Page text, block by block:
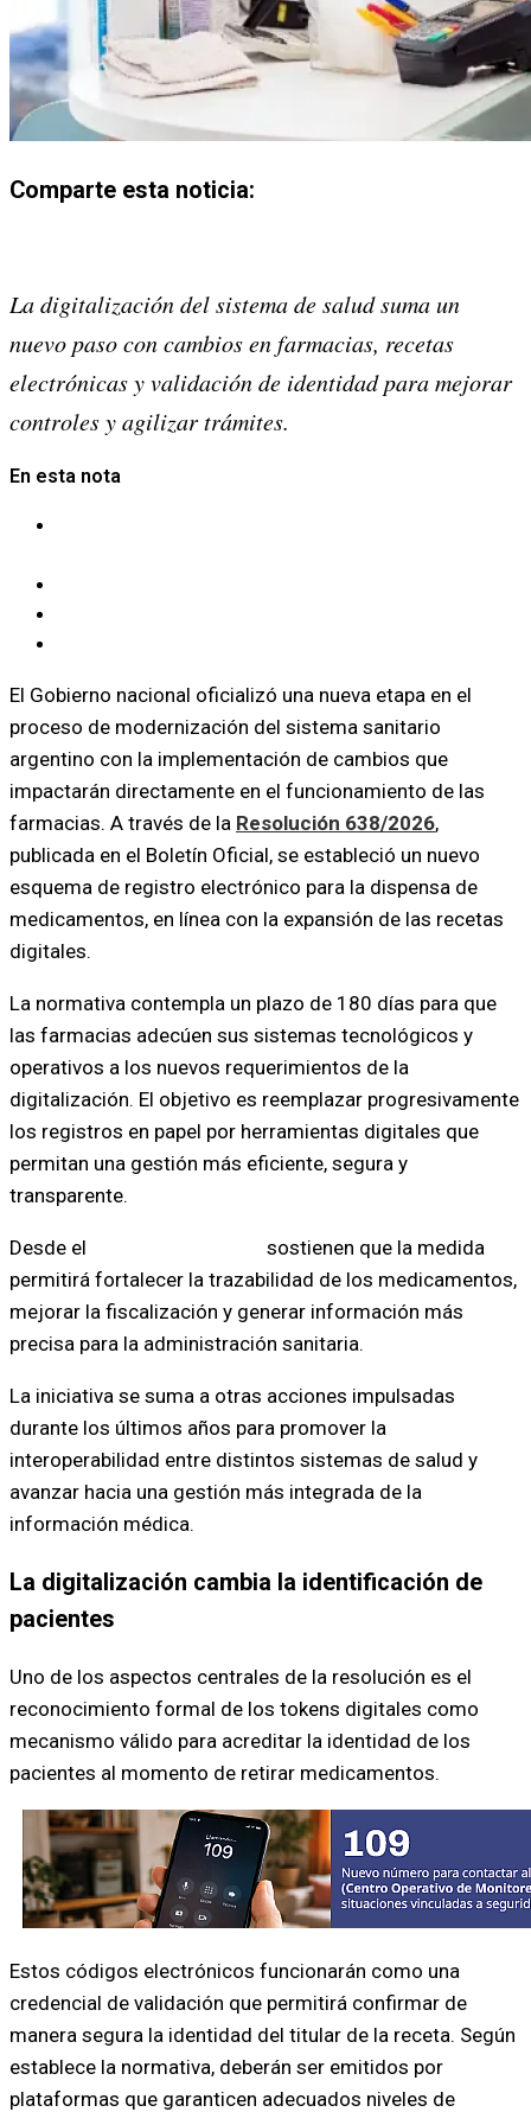
Comparte esta noticia:
X
(Twitter)
Facebook
EmailWhatsApp
Pinterest
LinkedIn
La digitalización del sistema de salud suma un
nuevo paso con cambios en farmacias, recetas
electrónicas y validación de identidad para mejorar
controles y agilizar trámites.
En esta nota
El Gobierno nacional oficializó una nueva etapa en el
proceso de modernización del sistema sanitario
argentino con la implementación de cambios que
impactarán directamente en el funcionamiento de las
farmacias. A través de la Resolución 638/2026,
publicada en el Boletín Oficial, se estableció un nuevo
esquema de registro electrónico para la dispensa de
medicamentos, en línea con la expansión de las recetas
digitales.
La normativa contempla un plazo de 180 días para que
las farmacias adecúen sus sistemas tecnológicos y
operativos a los nuevos requerimientos de la
digitalización. El objetivo es reemplazar progresivamente
los registros en papel por herramientas digitales que
permitan una gestión más eficiente, segura y
transparente.
Desde el
sostienen que la medida
permitirá fortalecer la trazabilidad de los medicamentos,
mejorar la fiscalización y generar información más
precisa para la administración sanitaria.
La iniciativa se suma a otras acciones impulsadas
durante los últimos años para promover la
interoperabilidad entre distintos sistemas de salud y
avanzar hacia una gestión más integrada de la
información médica.
La digitalización cambia la identificación de
pacientes
Uno de los aspectos centrales de la resolución es el
reconocimiento formal de los tokens digitales como
mecanismo válido para acreditar la identidad de los
pacientes al momento de retirar medicamentos.
Estos códigos electrónicos funcionarán como una
credencial de validación que permitirá confirmar de
manera segura la identidad del titular de la receta. Según
establece la normativa, deberán ser emitidos por
plataformas que garanticen adecuados niveles de